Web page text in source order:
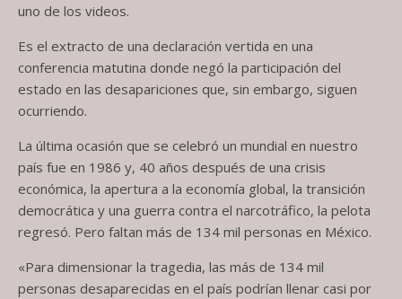
uno de los videos.
Es el extracto de una declaración vertida en una
conferencia matutina donde negó la participación del
estado en las desapariciones que, sin embargo, siguen
ocurriendo.
La última ocasión que se celebró un mundial en nuestro
país fue en 1986 y, 40 años después de una crisis
económica, la apertura a la economía global, la transición
democrática y una guerra contra el narcotráfico, la pelota
regresó. Pero faltan más de 134 mil personas en México.
«Para dimensionar la tragedia, las más de 134 mil
personas desaparecidas en el país podrían llenar casi por